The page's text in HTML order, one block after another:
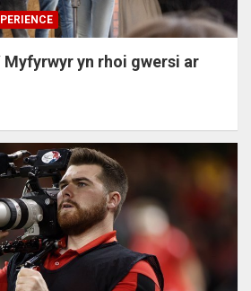
Myfyrwyr yn rhoi gwersi ar